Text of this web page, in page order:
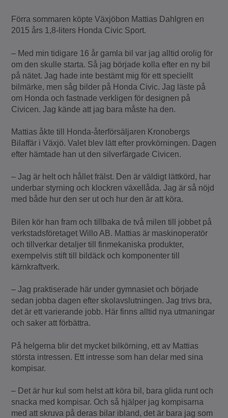
Förra sommaren köpte Växjöbon Mattias Dahlgren en
2015 års 1,8-liters Honda Civic Sport.
– Med min tidigare 16 år gamla bil var jag alltid orolig för
om den skulle starta. Så jag började kolla efter en ny bil
på nätet. Jag hade inte bestämt mig för ett speciellt
bilmärke, men såg bilder på Honda Civic. Jag läste på
om Honda och fastnade verkligen för designen på
Civicen. Jag kände att jag bara måste ha den.
Mattias åkte till Honda-återförsäljaren Kronobergs
Bilaffär i Växjö. Valet blev lätt efter provkörningen. Dagen
efter hämtade han ut den silverfärgade Civicen.
– Jag är helt och hållet frälst. Den är väldigt lättkörd, har
underbar styrning och klockren växellåda. Jag är så nöjd
med både hur den ser ut och hur den är att köra.
Bilen kör han fram och tillbaka de två milen till jobbet på
verkstadsföretaget Willo AB. Mattias är maskinoperatör
och tillverkar detaljer till finmekaniska produkter,
exempelvis stift till bildäck och komponenter till
kärnkraftverk.
– Jag praktiserade här under gymnasiet och började
sedan jobba dagen efter skolavslutningen. Jag trivs bra,
det är ett varierande jobb. Här finns alltid nya utmaningar
och saker att förbättra.
På helgerna blir det mycket bilkörning, ett av Mattias
största intressen. Ett intresse som han delar med sina
kompisar.
– Det är hur kul som helst att köra bil, bara glida runt och
snacka med kompisar. Och så hjälper jag kompisarna
med att skruva på deras bilar ibland, det är bara jag som